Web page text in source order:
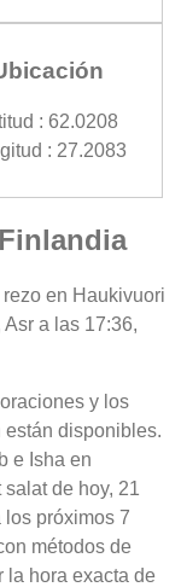
: 62.0208
: 27.2083
en Haukivuori
a las 17:36,
y los
están disponibles.
e Isha en
de hoy, 21
próximos 7
métodos de
la hora exacta de